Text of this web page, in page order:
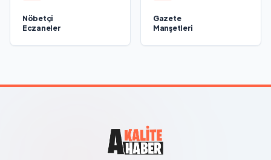
Nöbetçi
Eczaneler
Gazete
Manşetleri